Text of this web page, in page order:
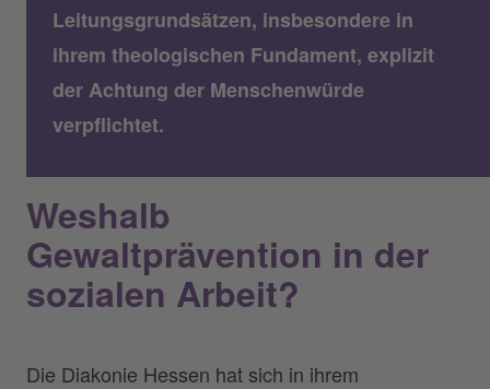
Leitungsgrundsätzen, insbesondere in
ihrem theologischen Fundament, explizit
der Achtung der Menschenwürde
verpflichtet.
Weshalb
Gewaltprävention in der
sozialen Arbeit?
Die Diakonie Hessen hat sich in ihrem